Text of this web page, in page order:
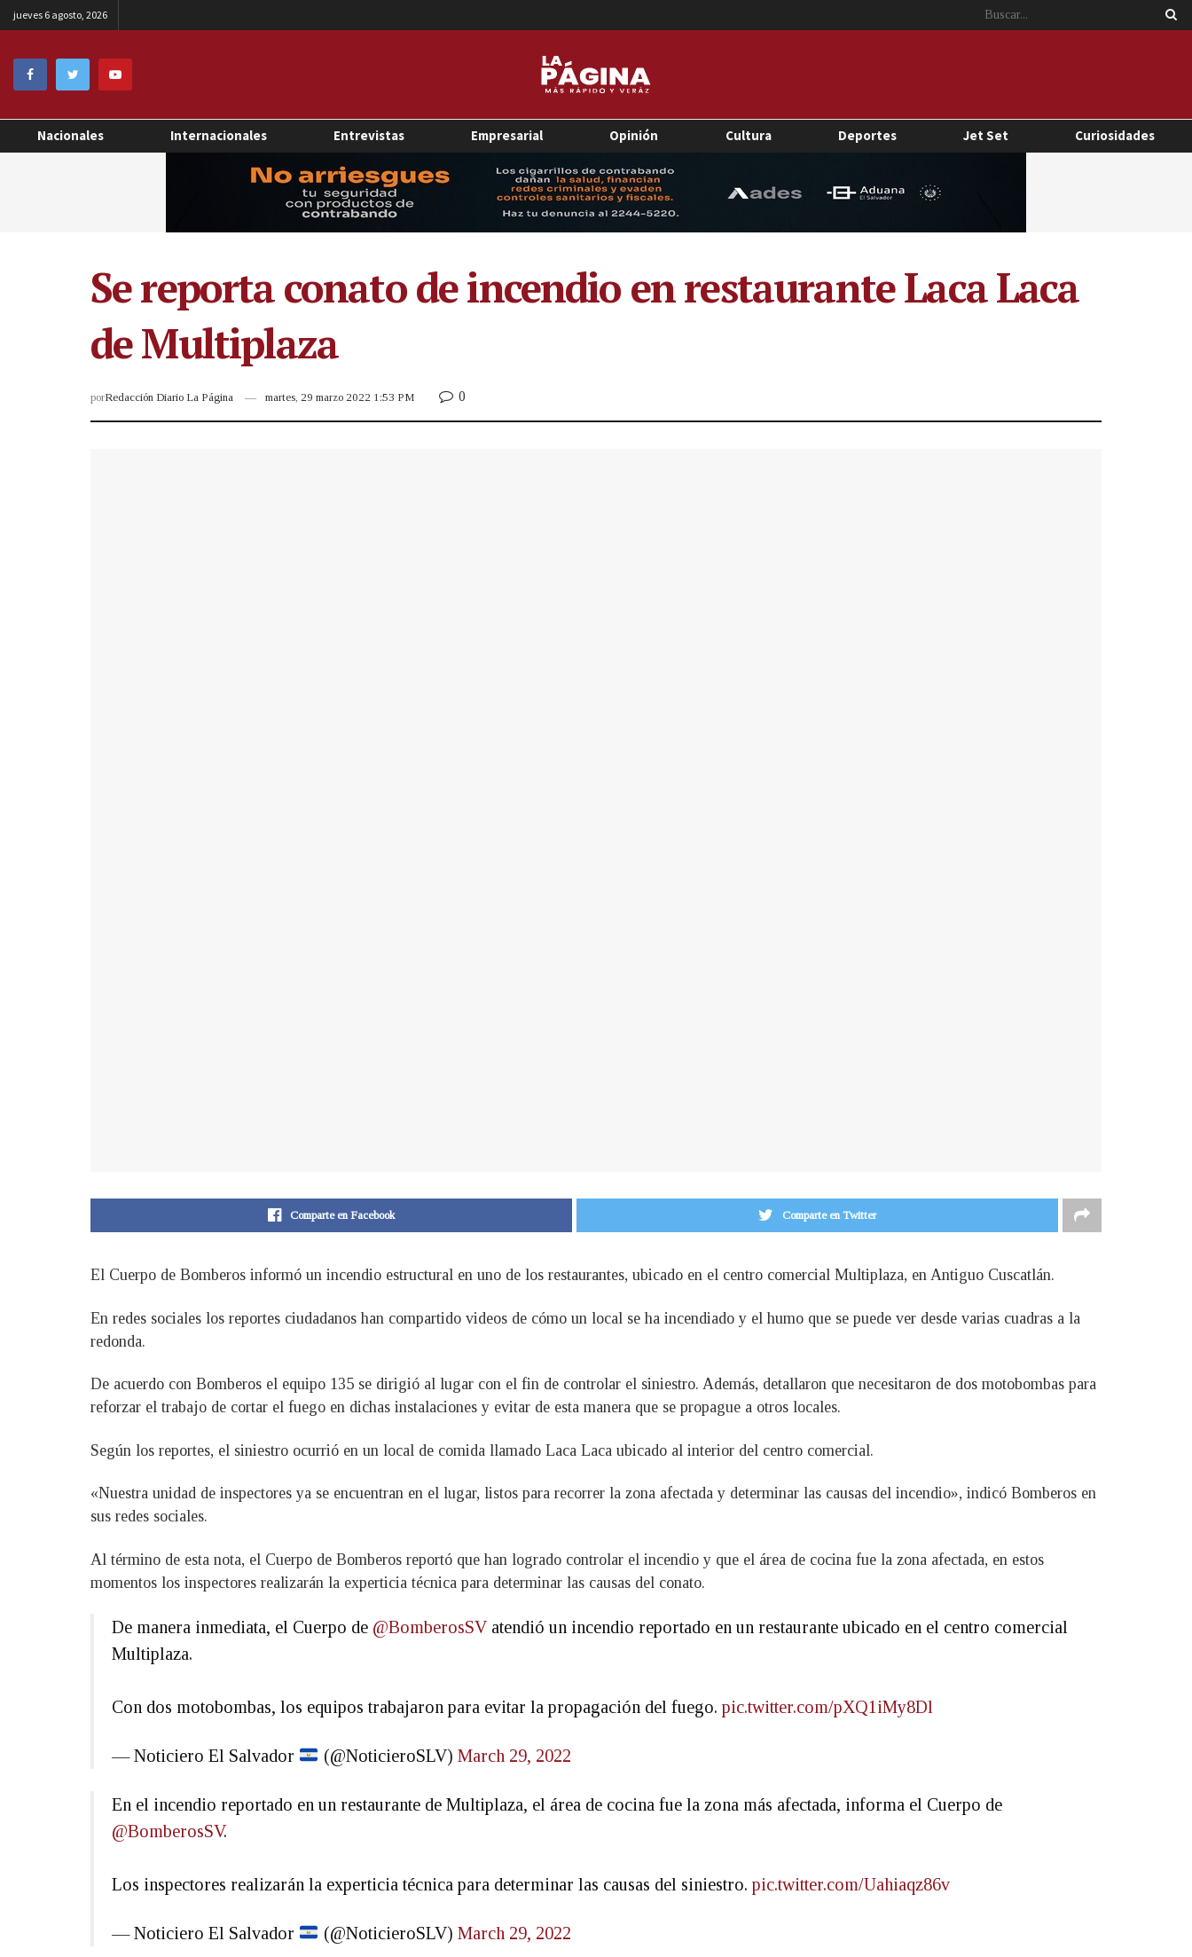
jueves 6 agosto, 2026
Nacionales Internacionales Entrevistas Empresarial Opinión Cultura Deportes Jet Set Curiosidades
Se reporta conato de incendio en restaurante Laca Laca
de Multiplaza
porRedacción Diario La Página martes, 29 marzo 2022 1:53 PM 0
Comparte en Facebook Comparte en Twitter
El Cuerpo de Bomberos informó un incendio estructural en uno de los restaurantes, ubicado en el centro comercial Multiplaza, en Antiguo Cuscatlán.
En redes sociales los reportes ciudadanos han compartido videos de cómo un local se ha incendiado y el humo que se puede ver desde varias cuadras a la
redonda.
De acuerdo con Bomberos el equipo 135 se dirigió al lugar con el fin de controlar el siniestro. Además, detallaron que necesitaron de dos motobombas para
reforzar el trabajo de cortar el fuego en dichas instalaciones y evitar de esta manera que se propague a otros locales.
Según los reportes, el siniestro ocurrió en un local de comida llamado Laca Laca ubicado al interior del centro comercial.
«Nuestra unidad de inspectores ya se encuentran en el lugar, listos para recorrer la zona afectada y determinar las causas del incendio», indicó Bomberos en
sus redes sociales.
Al término de esta nota, el Cuerpo de Bomberos reportó que han logrado controlar el incendio y que el área de cocina fue la zona afectada, en estos
momentos los inspectores realizarán la experticia técnica para determinar las causas del conato.
De manera inmediata, el Cuerpo de @BomberosSVatendió un incendio reportado en un restaurante ubicado en el centro comercial
Multiplaza.
Con dos motobombas, los equipos trabajaron para evitar la propagación del fuego. pic.twitter.com/pXQ1iMy8Dl
— Noticiero El Salvador (@NoticieroSLV) March 29, 2022
En el incendio reportado en un restaurante de Multiplaza, el área de cocina fue la zona más afectada, informa el Cuerpo de
@BomberosSV.
Los inspectores realizarán la experticia técnica para determinar las causas del siniestro. pic.twitter.com/Uahiaqz86v
— Noticiero El Salvador (@NoticieroSLV) March 29, 2022